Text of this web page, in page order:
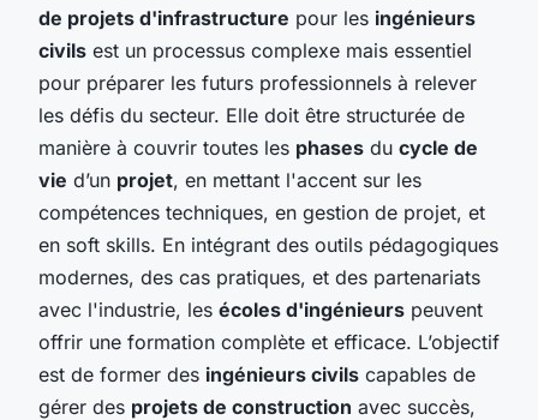
de projets d'infrastructure pour les ingénieurs
civils est un processus complexe mais essentiel
pour préparer les futurs professionnels à relever
les défis du secteur. Elle doit être structurée de
manière à couvrir toutes les phases du cycle de
vie d’un projet, en mettant l'accent sur les
compétences techniques, en gestion de projet, et
en soft skills. En intégrant des outils pédagogiques
modernes, des cas pratiques, et des partenariats
avec l'industrie, les écoles d'ingénieurs peuvent
offrir une formation complète et efficace. L’objectif
est de former des ingénieurs civils capables de
gérer des projets de construction avec succès,